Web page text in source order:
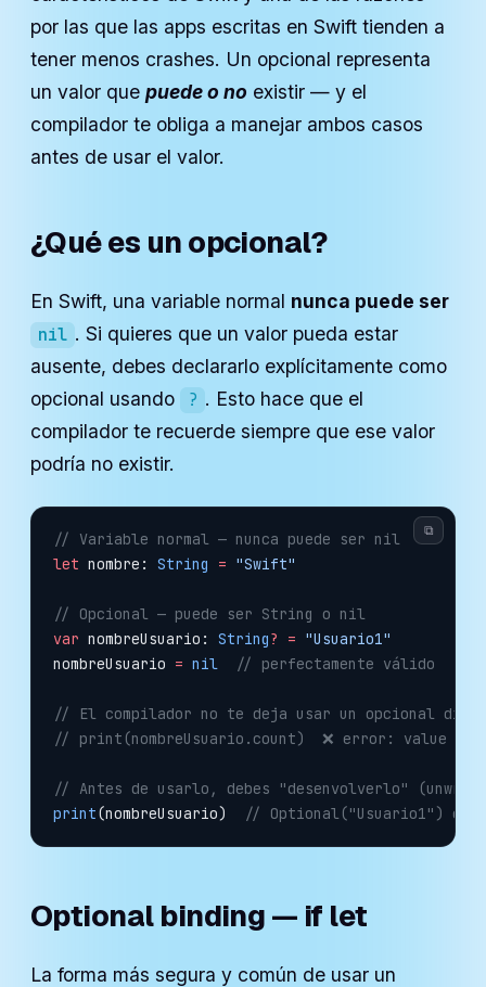
por las que las apps escritas en Swift tienden a
tener menos crashes. Un opcional representa
un valor que puede o no existir — y el
compilador te obliga a manejar ambos casos
antes de usar el valor.
¿Qué es un opcional?
En Swift, una variable normal nunca puede ser
nil . Si quieres que un valor pueda estar
ausente, debes declararlo explícitamente como
opcional usando
? . Esto hace que el
compilador te recuerde siempre que ese valor
podría no existir.
// Variable normal — nunca puede ser nil
let nombre: String = "Swift"
// Opcional — puede ser String o nil
var nombreUsuario: String? = "Usuario1"
nombreUsuario = nil
  // perfectamente válido
// El compilador no te deja usar un opcional
// print(nombreUsuario.count)  ❌ error: value of
// Antes de usarlo, debes "desenvolverlo" (unwrap)
print(nombreUsuario) // Optional("Usuario1") o
⧉
Optional binding — if let
La forma más segura y común de usar un